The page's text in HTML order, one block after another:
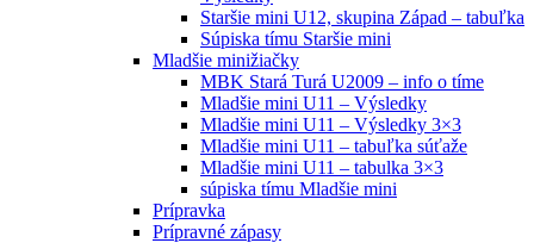
Staršie mini U12, skupina Západ – tabuľka
Súpiska tímu Staršie mini
Mladšie minižiačky
MBK Stará Turá U2009 – info o tíme
Mladšie mini U11 – Výsledky
Mladšie mini U11 – Výsledky 3×3
Mladšie mini U11 – tabuľka súťaže
Mladšie mini U11 – tabulka 3×3
súpiska tímu Mladšie mini
Prípravka
Prípravné zápasy